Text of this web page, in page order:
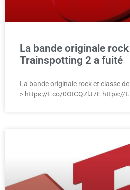
La bande originale
Trainspotting 2 a fuité
La bande originale rock et classe
> https://t.co/0OICQZlJ7E https://